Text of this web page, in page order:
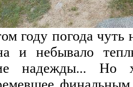
году погода чуть
и небывало
надежды... Но